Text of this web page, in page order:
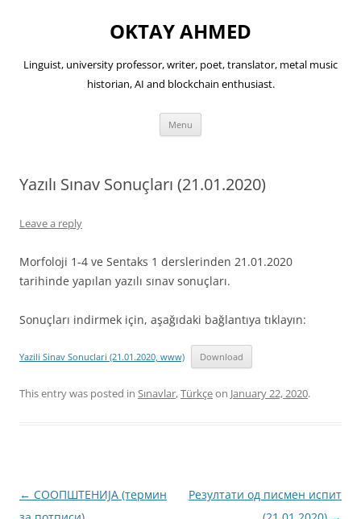
OKTAY AHMED
Linguist, university professor, writer, poet, translator, metal music
historian, AI and blockchain enthusiast.
Menu
Yazılı Sınav Sonuçları (21.01.2020)
Leave a reply
Morfoloji 1-4 ve Sentaks 1 derslerinden 21.01.2020
tarihinde yapılan yazılı sınav sonuçları.
Sonuçları indirmek için, aşağıdaki bağlantıya tıklayın:
Yazili Sinav Sonuclari (21.01.2020, www) Download
This entry was posted in Sınavlar,Türkçeon January 22, 2020.
Post
← СООПШТЕНИЈА (термин
Резултати од писмен испит